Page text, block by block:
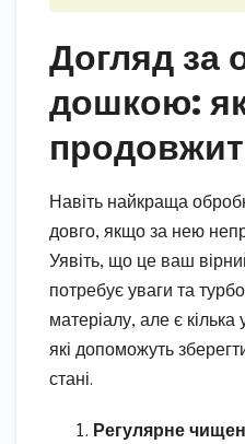
Догляд за
дошкою:
Навіть найкраща
довго, якщо за нею
Уявіть, що це ваш
потребує уваги та
матеріалу, але є
які допоможуть
стані.
Регулярне